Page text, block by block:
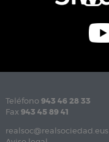
Teléfono 943 46 28 33
Fax 943 45 89 41
realsoc@realsociedad.eus